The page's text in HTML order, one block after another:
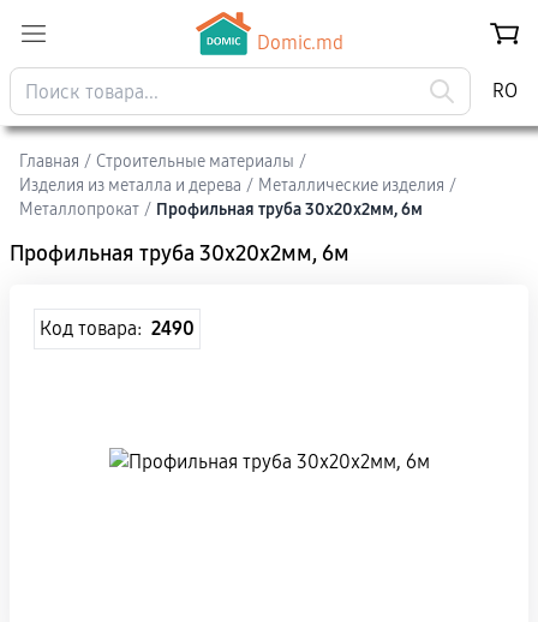
Domic.md
RO
Главная / Строительные материалы /
Изделия из металла и дерева / Mеталлические изделия /
Металлопрокат / Профильная труба 30x20x2мм, 6м
Профильная труба 30x20x2мм, 6м
Код товара: 2490